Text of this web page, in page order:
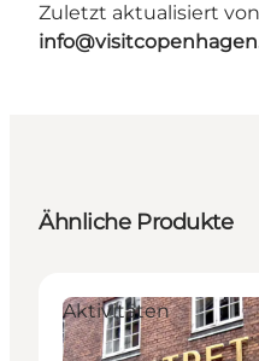
Zuletzt aktualisiert
Ähnliche Produkte
Aktivitäten